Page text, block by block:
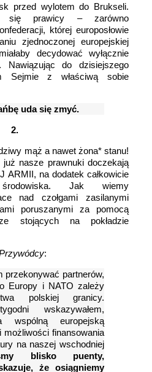
przed wylotem do Brukseli.
się prawicy – zarówno
której europosłowie
zjednoczonej europejskiej
decydować wyłącznie
Nawiązując do dzisiejszego
Sejmie z właściwą sobie
uda się zmyć.
2.
mąż a nawet żona* stanu!
nasze prawnuki doczekają
ARMII, na dodatek całkowicie
Jak wiemy
nad czołgami zasilanymi
poruszanymi za pomocą
stojących na pokładzie
:
przekonywać partnerów,
Europy i NATO zależy
polskiej granicy.
wskazywałem,
europejską
możliwości finansowania
na naszej wschodniej
blisko puenty,
że osiągniemy